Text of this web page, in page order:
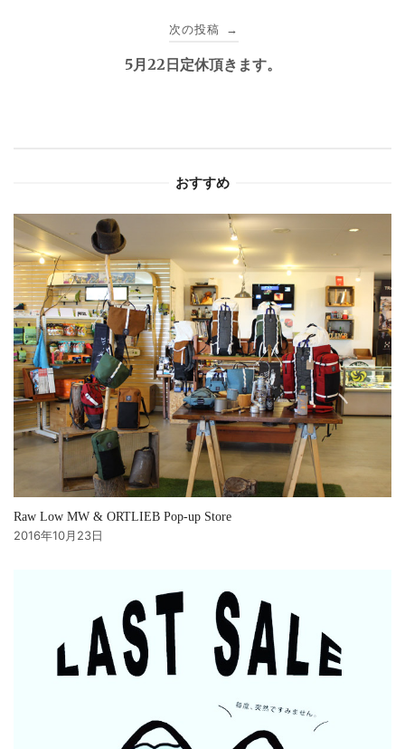
次の投稿 →
5月22日定休頂きます。
おすすめ
Raw Low MW & ORTLIEB Pop-up Store
2016年10月23日